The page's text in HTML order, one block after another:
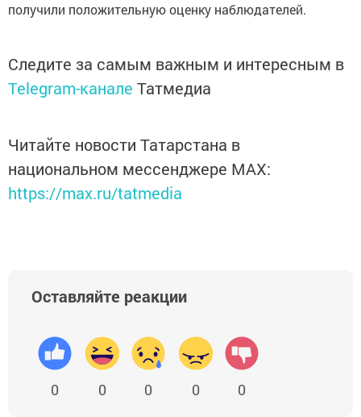
получили положительную оценку наблюдателей.
Следите за самым важным и интересным в
Telegram-канале Татмедиа
Читайте новости Татарстана в
национальном мессенджере MАХ:
https://max.ru/tatmedia
Оставляйте реакции
0 0 0 0 0